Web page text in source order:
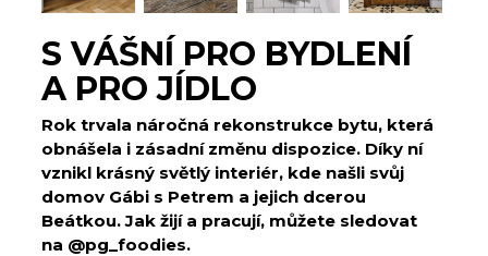
S VÁŠNÍ PRO BYDLENÍ
A PRO JÍDLO
Rok trvala náročná rekonstrukce bytu, která
obnášela i zásadní změnu dispozice. Díky ní
vznikl krásný světlý interiér, kde našli svůj
domov Gábi s Petrem a jejich dcerou
Beátkou. Jak žijí a pracují, můžete sledovat
na @pg_foodies.